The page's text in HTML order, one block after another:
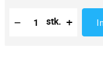
−
Reduzierung der Menge
Anzahl der Stücke
stk. +